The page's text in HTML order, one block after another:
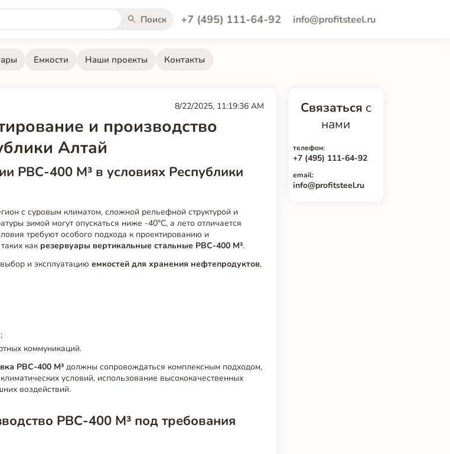
Поиск +7 (495) 111-64-92 info@profitsteel.ru
Емкости Наши проекты Контакты
8/22/2025, 11:19:36 AM
и производство
Алтай
РВС-400 М³ в условиях Республики
с суровым климатом, сложной рельефной структурой и
зимой могут опускаться ниже -40°C, а лето отличается
требуют особого подхода к проектированию и
как резервуары вертикальные стальные РВС-400 М³.
и эксплуатациюемкостей для хранения нефтепродуктов,
коммуникаций.
РВС-400 М³ должны сопровождаться комплексным подходом,
условий, использование высококачественных
воздействий.
РВС-400 М³ под требования
Связаться с
нами
телефон:
+7 (495) 111-64-92
email:
info@profitsteel.ru